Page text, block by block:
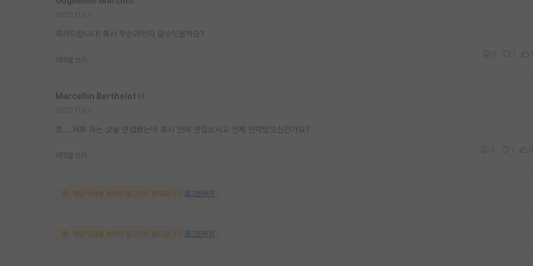
축하드립니다! 혹시 무슨과인지 알수잇을까요?
대댓글 쓰기
Marcellin Berthelot
흐... 저희 과는 오늘 면접봤는데 혹시 언제 면접보시고 언제 연락받으신건가요?
대댓글 쓰기
해당 댓글을 보려면 로그인이 필요합니다. 로그인하기
해당 댓글을 보려면 로그인이 필요합니다. 로그인하기